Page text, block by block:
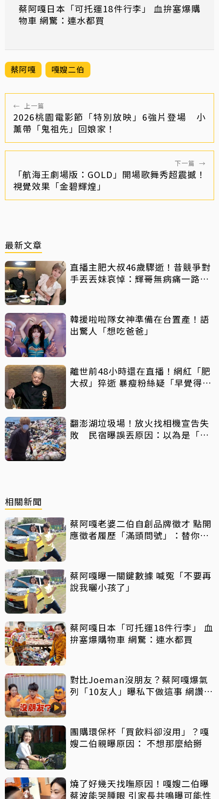
蔡阿嘎日本「可托運18件行李」 血拚塞爆購
物車 網驚：連水都買
蔡阿嘎 嘎嫂二伯
← 上一篇
2026桃園電影節「特別放映」6強片登場 小
薰帶「鬼祖先」回娘家！
下一篇 →
「航海王劇場版：GOLD」開場歌舞秀超震撼！
視覺效果「金碧輝煌」
最新文章
直播主肥大叔46歲驟逝！昔競爭對
手丟丟妹哀悼：輝哥無病痛一路好
韓援啦啦隊女神準備在台置產！語
出驚人「想吃爸爸」
離世前48小時還在直播！網紅「肥
大叔」猝逝 暴瘦粉絲疑「早覺得不
翻澎湖垃圾場！放火找相機宣告失
敗 民宿曝誤丟原因：以為是「按
相關新聞
蔡阿嘎老婆二伯自創品牌徵才 點開
應徵者履歷「滿頭問號」：替你可
蔡阿嘎曝一關鍵數據 喊冤「不要再
說我曬小孩了」
蔡阿嘎日本「可托運18件行李」 血
拚塞爆購物車 網驚：連水都買
對比Joeman沒朋友？蔡阿嘎爆氣
列「10友人」曝私下做這事 網讚：
團購環保杯「買飲料卻沒用」？嘎
嫂二伯親曝原因： 不想那麼給掰
燒了好幾天找嘸原因！嘎嫂二伯曝
蔡波能哭腫眼 引家長共鳴曝可能性